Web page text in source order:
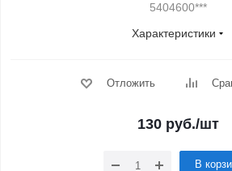
5404600***
Характеристики
Отложить
130 руб./шт
В